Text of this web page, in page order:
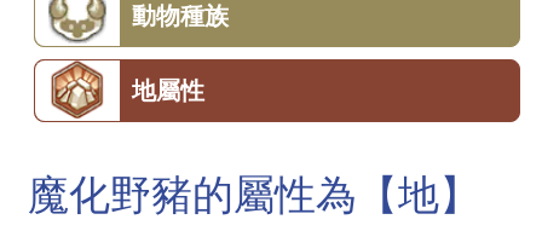
動物種族
地屬性
魔化野豬的屬性為【地】